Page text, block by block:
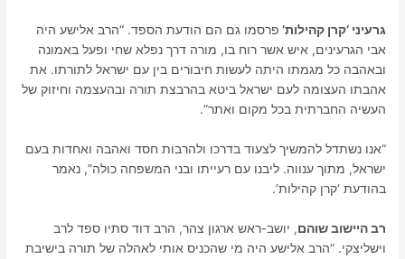
גרעיני ‘קרן קהילות’ פרסמו גם הם הודעת הספד. “הרב אלישע היה
אבי הגרעינים, איש אשר רוח בו, מורה דרך נפלא שחי ופעל באמונה
ובאהבה כל מגמתו היתה לעשות חיבורים בין עם ישראל לתורתו. את
אהבתו העצומה לעם ישראל ביטא בהרבצת תורה ובהעצמה וחיזוק של
העשיה החברתית בכל מקום ואתר”.
“אנו נשתדל להמשיך לצעוד בדרכו ולהרבות חסד ואהבה ואחדות בעם
ישראל, מתוך ענווה. ליבנו עם רעייתו ובני המשפחה כולה”, נאמר
בהודעת ‘קרן קהילות’.
רב היישוב שוהם, יושב-ראש ארגון צהר, הרב דוד סתיו ספד לרב
וישליצקי. “הרב אלישע היה מי שהכניס אותי לאהלה של תורה בישיבת